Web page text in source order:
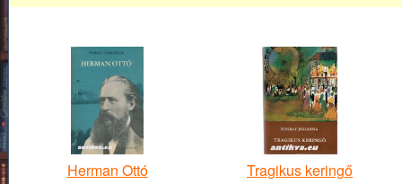
Herman Ottó
Tragikus keringő